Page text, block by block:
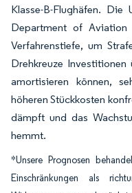
Klasse-B-Flughäfen.
Department of Aviation
Verfahrenstiefe, um
Drehkreuze Investitionen
amortisieren können,
höheren Stückkosten
dämpft und das
hemmt.
*Unsere Prognosen
Einschränkungen als